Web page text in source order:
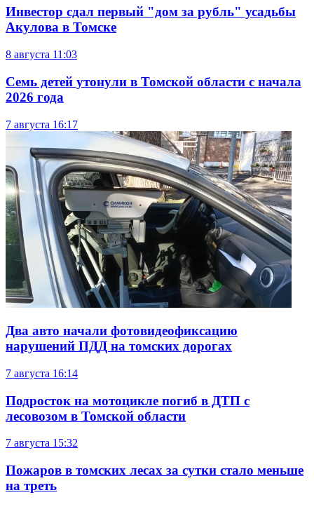
Инвестор сдал первый "дом за рубль" усадьбы
Акулова в Томске
8 августа 11:03
Семь детей утонули в Томской области с начала
2026 года
7 августа 16:17
Два авто начали фотовидеофиксацию
нарушений ПДД на томских дорогах
7 августа 16:14
Подросток на мотоцикле погиб в ДТП с
лесовозом в Томской области
7 августа 15:32
Пожаров в томских лесах за сутки стало меньше
на треть